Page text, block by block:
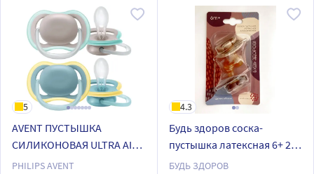
5
AVENT ПУСТЫШКА
СИЛИКОНОВАЯ ULTRA AIR
18МЕС+ N2
PHILIPS AVENT
4.3
Будь здоров соска-
пустышка латексная 6+ 2
шт./л 0004
БУДЬ ЗДОРОВ